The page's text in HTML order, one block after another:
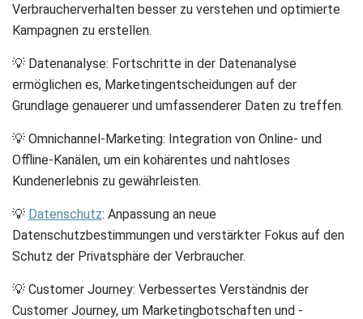
Verbraucherverhalten besser zu verstehen und optimierte
Kampagnen zu erstellen.
💡 Datenanalyse: Fortschritte in der Datenanalyse
ermöglichen es, Marketingentscheidungen auf der
Grundlage genauerer und umfassenderer Daten zu treffen.
💡 Omnichannel-Marketing: Integration von Online- und
Offline-Kanälen, um ein kohärentes und nahtloses
Kundenerlebnis zu gewährleisten.
💡 Datenschutz: Anpassung an neue
Datenschutzbestimmungen und verstärkter Fokus auf den
Schutz der Privatsphäre der Verbraucher.
💡 Customer Journey: Verbessertes Verständnis der
Customer Journey, um Marketingbotschaften und -